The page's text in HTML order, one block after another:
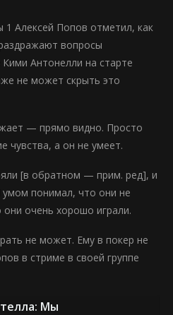
1 Алексей Попов отметил, как
вопросы
Антонелли на старте
не может скрыть это
— прямо видно. Просто
чувства, а он не умеет.
[в обратном — прим. ред], и
умом понимал, что они не
они очень хорошо играли.
не может. Ему в покер не
в стриме в своей группе
Мы